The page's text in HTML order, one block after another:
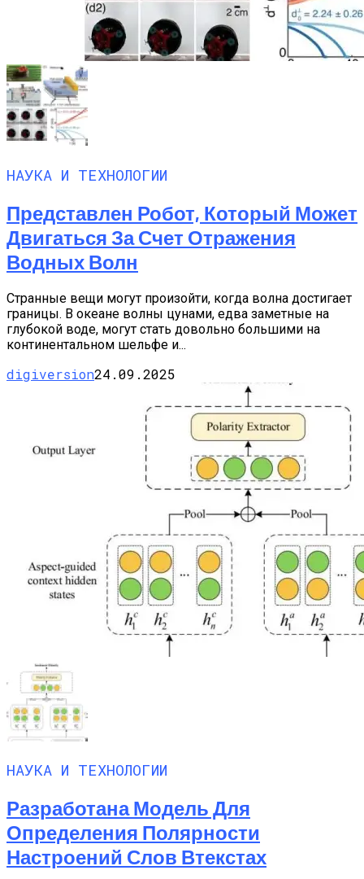
НАУКА И ТЕХНОЛОГИИ
Представлен Робот, Который Может
Двигаться За Счет Отражения
Водных Волн
Странные вещи могут произойти, когда волна достигает
границы. В океане волны цунами, едва заметные на
глубокой воде, могут стать довольно большими на
континентальном шельфе и...
digiversion24.09.2025
НАУКА И ТЕХНОЛОГИИ
Разработана Модель Для
Определения Полярности
Настроений Слов Втекстах